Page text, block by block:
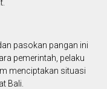
pasokan pangan ini
pemerintah, pelaku
menciptakan situasi
Bali.